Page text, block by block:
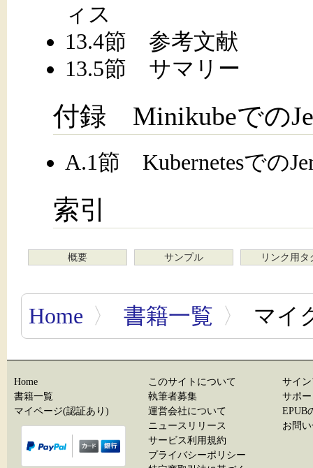
ィス
13.4節 参考文献
13.5節 サマリー
付録 Minikubeでの
A.1節 Kubernetesでの
索引
概要 サンプル リンク用タ
Home 〉 書籍一覧 〉 マイ
Home
書籍一覧
マイページ(認証あり)
このサイトについて
執筆者募集
運営会社について
ニュースリリース
サービス利用規約
プライバシーポリシー
サイ
サポ
EPUB
お問